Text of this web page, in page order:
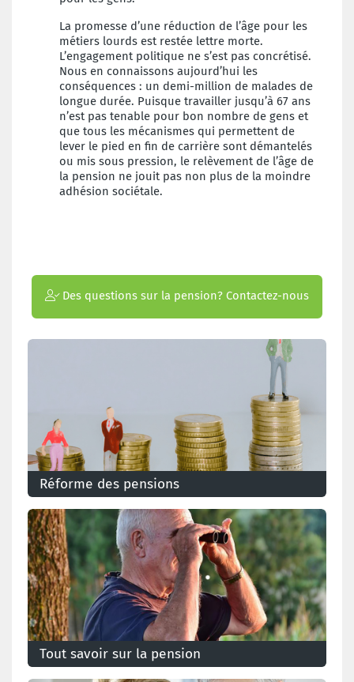
La promesse d’une réduction de l’âge pour les
métiers lourds est restée lettre morte.
L’engagement politique ne s’est pas concrétisé.
Nous en connaissons aujourd’hui les
conséquences : un demi-million de malades de
longue durée. Puisque travailler jusqu’à 67 ans
n’est pas tenable pour bon nombre de gens et
que tous les mécanismes qui permettent de
lever le pied en fin de carrière sont démantelés
ou mis sous pression, le relèvement de l’âge de
la pension ne jouit pas non plus de la moindre
adhésion sociétale.
Des questions sur la pension? Contactez-nous
Réforme des pensions
Découvrez ce qui va changer pour votre pension en
2027
Tout savoir sur la pension
dans le secteur privé